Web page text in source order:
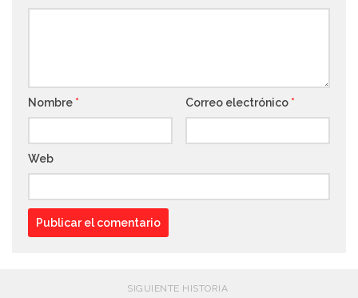
Nombre * Correo electrónico *
Web
SIGUIENTE HISTORIA